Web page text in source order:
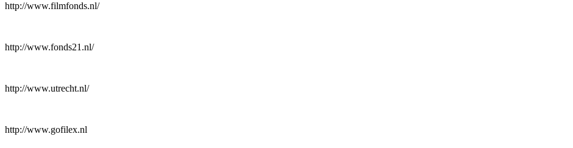
http://www.filmfonds.nl/
http://www.fonds21.nl/
http://www.utrecht.nl/
http://www.gofilex.nl